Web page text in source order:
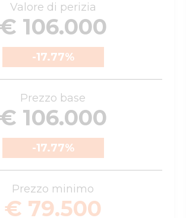
Valore di perizia
€ 106.000
-17.77%
Prezzo base
€ 106.000
-17.77%
Prezzo minimo
€ 79.500